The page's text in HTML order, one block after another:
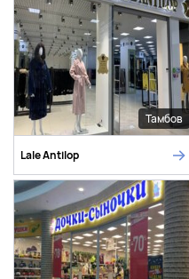
Тамбов
Lale Antilop